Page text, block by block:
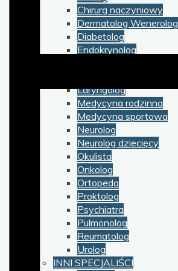
Chirurg naczyniowy
Dermatolog Wenerolog
Diabetolog
Endokrynolog
Laryngolog
Medycyna rodzinna
Medycyna sportowa
Neurolog
Neurolog dziecięcy
Okulista
Onkolog
Ortopeda
Proktolog
Psychiatra
Pulmonolog
Reumatolog
Urolog
INNI SPECJALIŚCI